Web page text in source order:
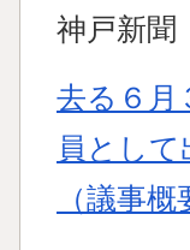
神戸新
去る６月
員とし
（議事